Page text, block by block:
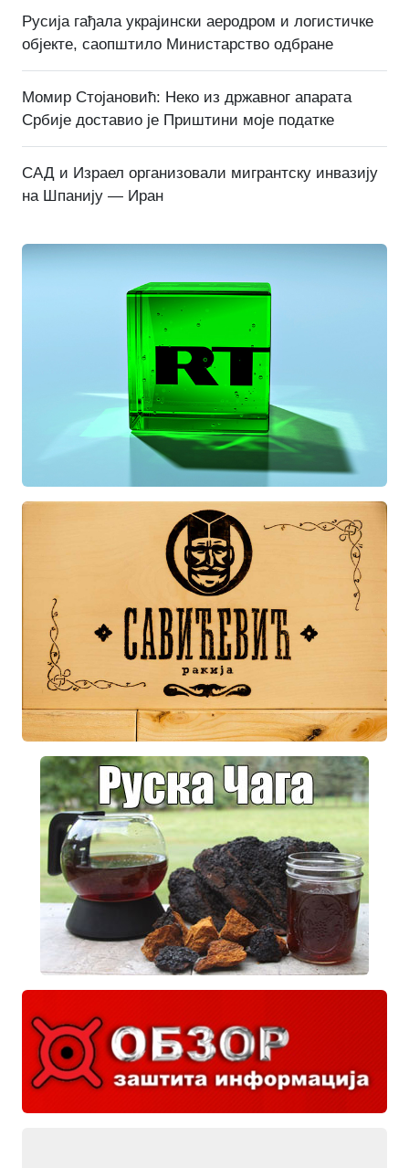
Русија гађала украјински аеродром и логистичке
објекте, саопштило Министарство одбране
Момир Стојановић: Неко из државног апарата
Србије доставио је Приштини моје податке
САД и Израел организовали мигрантску инвазију
на Шпанију — Иран